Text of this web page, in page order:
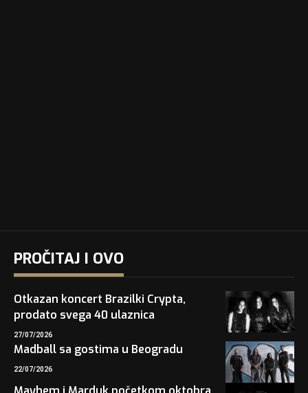
PROČITAJ I OVO
Otkazan koncert Brazilki Crypta,
prodato svega 40 ulaznica
27/07/2026
Madball sa gostima u Beogradu
22/07/2026